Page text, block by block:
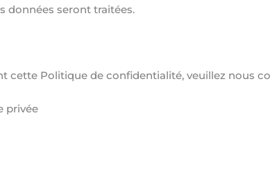
données seront traitées.
cette Politique de confidentialité, veuillez nous
privée